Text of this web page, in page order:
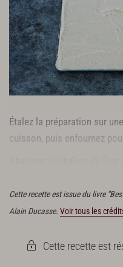
Étalez la préparation sur
cuisson, puis enfournez
Cette recette est issue du livre
Alain Ducasse. Voir tous les
Cette recette est